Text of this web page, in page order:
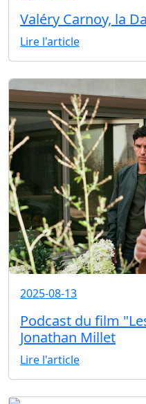
Valéry Carnoy, la
Lire l'article
2025-08-13
Podcast du film
Jonathan Millet
Lire l'article